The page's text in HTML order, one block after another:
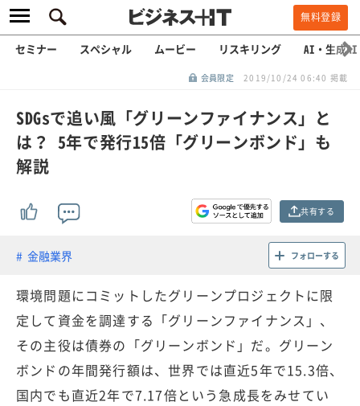
無料登録
セミナー スペシャル ムービー リスキリング AI・生成AI
会員限定 2019/10/24 06:40 掲載
SDGsで追い風「グリーンファイナンス」と
は？ 5年で発行15倍「グリーンボンド」も
解説
共有する
金融業界 フォローする
環境問題にコミットしたグリーンプロジェクトに限
定して資金を調達する「グリーンファイナンス」、
その主役は債券の「グリーンボンド」だ。グリーン
ボンドの年間発行額は、世界では直近5年で15.3倍、
国内でも直近2年で7.17倍という急成長をみせてい